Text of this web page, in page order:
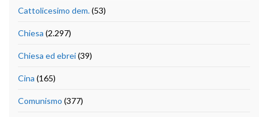
Cattolicesimo dem.(53)
Chiesa (2.297)
Chiesa ed ebrei(39)
Cina (165)
Comunismo (377)